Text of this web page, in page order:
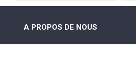
A PROPOS DE NOUS